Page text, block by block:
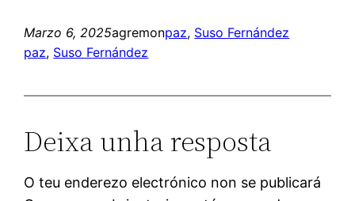
Marzo 6, 2025agremonpaz, Suso Fernández
paz, Suso Fernández
Deixa unha resposta
O teu enderezo electrónico non se publicará